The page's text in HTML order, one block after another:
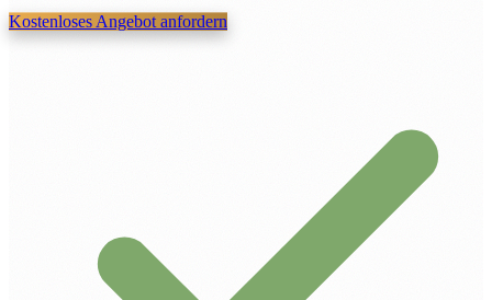
Kostenloses Angebot anfordern